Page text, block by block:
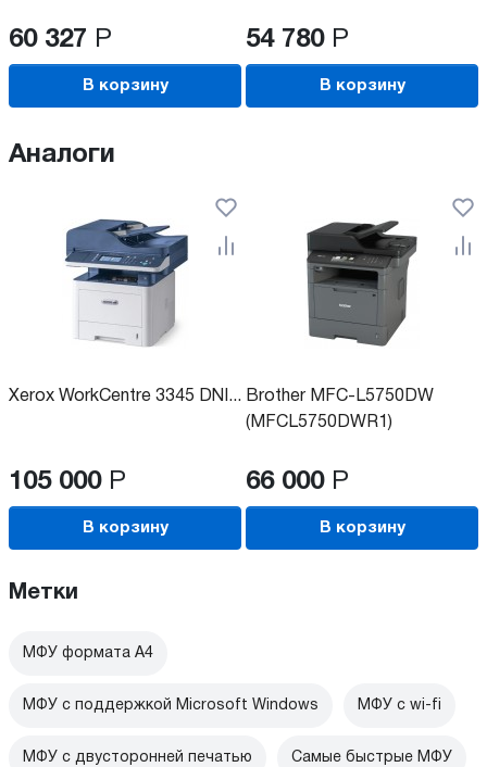
60 327 Р
В корзину
54 780 Р
В корзину
Аналоги
Xerox WorkCentre 3345 DNI...
105 000 Р
В корзину
Brother MFC-L5750DW
(MFCL5750DWR1)
66 000 Р
В корзину
Метки
МФУ формата А4
МФУ с поддержкой Microsoft Windows МФУ c wi-fi
МФУ с двусторонней печатью Самые быстрые МФУ